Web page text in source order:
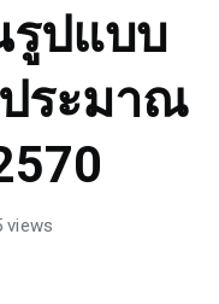
รูปแบบ
ระมาณ
views